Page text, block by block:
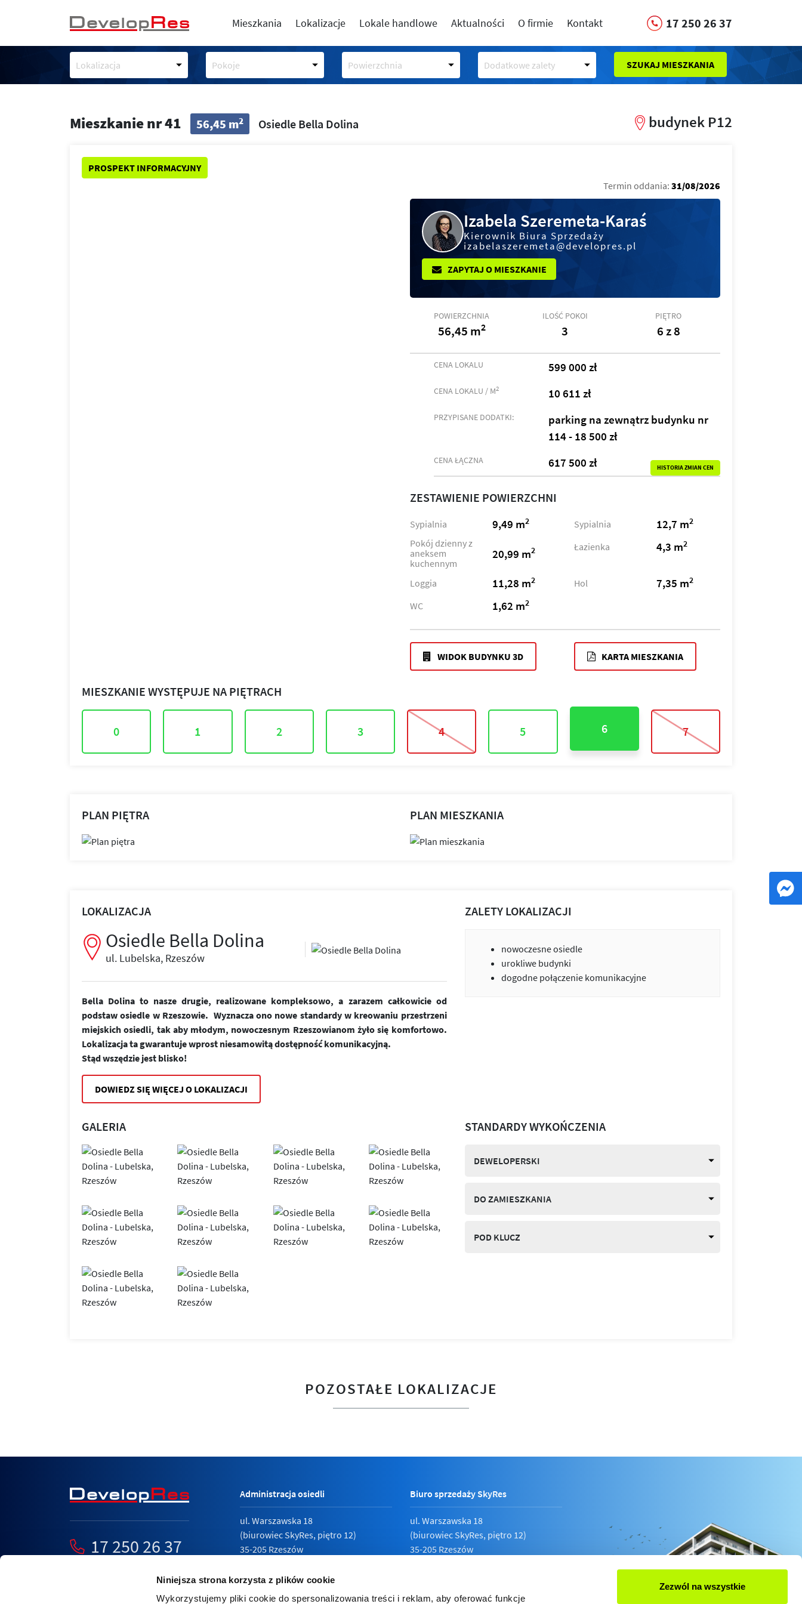
Niniejsza strona korzysta z plików cookie
Wykorzystujemy pliki cookie do spersonalizowania treści i reklam, aby oferować funkcje
Zezwól na wszystkie
Mieszkania Lokalizacje Lokale handlowe Aktualności O firmie Kontakt 17 250 26 37
Lokalizacja Pokoje Powierzchnia Dodatkowe zalety SZUKAJ MIESZKANIA
Mieszkanie nr 41 56,45 m2 Osiedle Bella Dolina budynek P12
PROSPEKT INFORMACYJNY
Termin oddania: 31/08/2026
Izabela Szeremeta-Karaś
Kierownik Biura Sprzedaży
izabelaszeremeta@developres.pl
ZAPYTAJ O MIESZKANIE
POWIERZCHNIA
56,45 m2
ILOŚĆ POKOI
3
PIĘTRO
6 z 8
CENA LOKALU 599 000 zł
CENA LOKALU / M2 10 611 zł
PRZYPISANE DODATKI:
parking na zewnątrz budynku nr
114 - 18 500 zł
CENA ŁĄCZNA 617 500 zł HISTORIA ZMIAN CEN
ZESTAWIENIE POWIERZCHNI
Sypialnia 9,49 m2 Sypialnia 12,7 m2
Pokój dzienny z
aneksem
kuchennym
20,99 m2 Łazienka 4,3 m2
Loggia 11,28 m2 Hol 7,35 m2
WC 1,62 m2
WIDOK BUDYNKU 3D KARTA MIESZKANIA
MIESZKANIE WYSTĘPUJE NA PIĘTRACH
0 1 2 3 4 5 6 7
PLAN PIĘTRA PLAN MIESZKANIA
LOKALIZACJA
Osiedle Bella Dolina
ul. Lubelska, Rzeszów
Bella Dolina to nasze drugie, realizowane kompleksowo, a zarazem całkowicie od
podstaw osiedle w Rzeszowie. Wyznacza ono nowe standardy w kreowaniu przestrzeni
miejskich osiedli, tak aby młodym, nowoczesnym Rzeszowianom żyło się komfortowo.
Lokalizacja ta gwarantuje wprost niesamowitą dostępność komunikacyjną.
Stąd wszędzie jest blisko!
DOWIEDZ SIĘ WIĘCEJ O LOKALIZACJI
ZALETY LOKALIZACJI
nowoczesne osiedle
urokliwe budynki
dogodne połączenie komunikacyjne
GALERIA STANDARDY WYKOŃCZENIA
DEWELOPERSKI
DO ZAMIESZKANIA
POD KLUCZ
POZOSTAŁE LOKALIZACJE
17 250 26 37
Administracja osiedli
ul. Warszawska 18
(biurowiec SkyRes, piętro 12)
35-205 Rzeszów
17 789 19 87
Biuro sprzedaży SkyRes
ul. Warszawska 18
(biurowiec SkyRes, piętro 12)
35-205 Rzeszów